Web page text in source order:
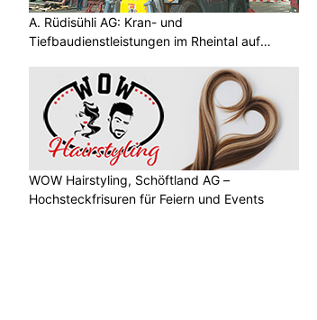
A. Rüdisühli AG: Kran- und
Tiefbaudienstleistungen im Rheintal auf
WOW Hairstyling, Schöftland AG –
Hochsteckfrisuren für Feiern und Events